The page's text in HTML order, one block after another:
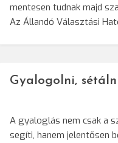
mentesen tudnak majd
Az Állandó Választási
Gyalogolni,
A gyaloglás nem csak a
segíti, hanem jelentősen